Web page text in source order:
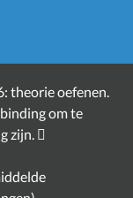
theorie oefenen.
om te
zijn.